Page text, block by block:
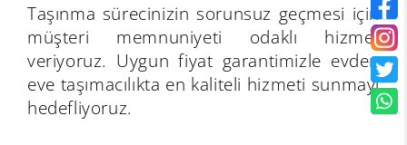
Taşınma sürecinizin sorunsuz geçmesi için
müşteri memnuniyeti odaklı hizmet
veriyoruz. Uygun fiyat garantimizle evden
eve taşımacılıkta en kaliteli hizmeti sunmayı
hedefliyoruz.